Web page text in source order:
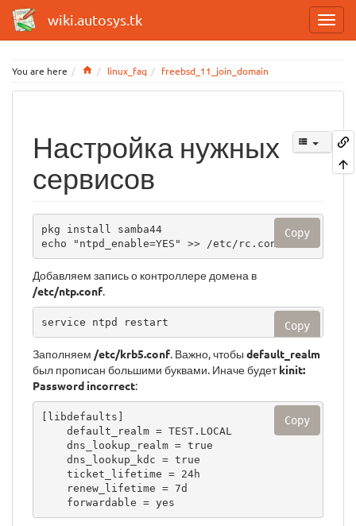
wiki.autosys.tk
You are here Homelinux_faq freebsd_11_join_domain
Настройка нужных
сервисов
pkg install samba44
echo "ntpd_enable=YES" >> /etc/rc.conf
Copy
Добавляем запись о контроллере домена в
/etc/ntp.conf.
service ntpd restart Copy
Заполняем /etc/krb5.conf. Важно, чтобы default_realm
был прописан большими буквами. Иначе будетkinit:
Password incorrect:
[libdefaults]
    forwardable = yes
Copy